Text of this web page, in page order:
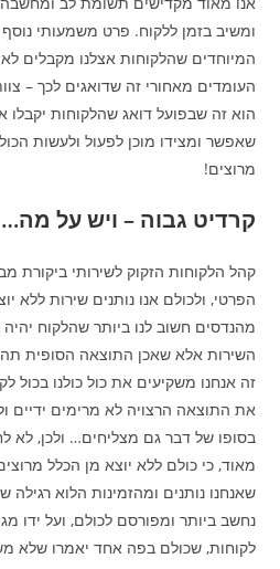
ומשיב בזמן ללקוח. פרט משמעותי
המיוחדים שהלקוחות אצלנו מקבלים
העומדים מאחורי זה שדואגים לכך –
הוא זה שבפועל דואג שהלקוחות יקבלו
שאפשר ומצידו מוכן לפעול ולעשות
מרוצים!
קרדיט גבוה – ויש על מה…
קהל הלקוחות הזקוק לשירותי ביקורת
הפרטי, ולכולם אנו נותנים שירות ללא
מהנדסים חשוב לנו ביותר שהלקוח
השירות אלא שאכן התוצאה הסופית
זה אנחנו משקיעים את כול כולנו בכול
את התוצאה הרצויה לא מרימים ידיים
בסופו של דבר גם מצליחים… ולכן, לא
מאוד, כי כולם ללא יוצא מן הכלל
שאנחנו נותנים ומהזמינות הלוא רגילה
נחשב ביותר ומפורסם לכולם, ועל ידו
לקוחות, שכולם בפה אחד יאמרו שלא